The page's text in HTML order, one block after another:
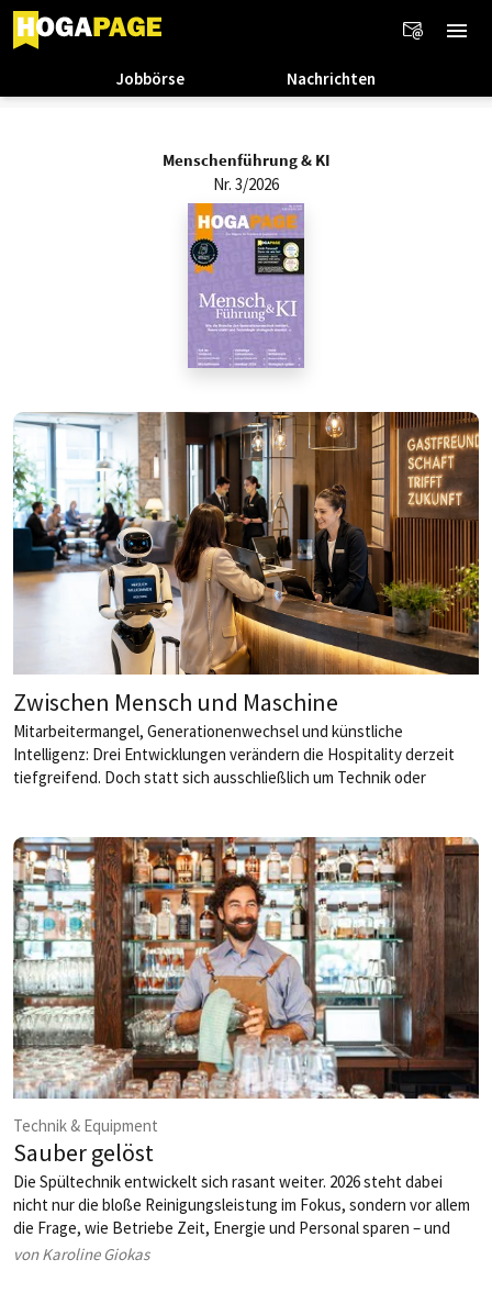
Jobbörse Nachrichten
Menschenführung & KI
Nr. 3/2026
Zwischen Mensch und Maschine
Mitarbeitermangel, Generationenwechsel und künstliche
Intelligenz: Drei Entwicklungen verändern die Hospitality derzeit
tiefgreifend. Doch statt sich ausschließlich um Technik oder
innovative HR-Konzepte, neue Führungsmodelle oder der
bewusste Umgang mit Technologie, viele Gastgeber arbeiten
derzeit an einer neuen Balance zwischen Tradition, Transformation
und echter Gastfreundschaft.von Karoline Giokas
Technik & Equipment
Sauber gelöst
Die Spültechnik entwickelt sich rasant weiter. 2026 steht dabei
nicht nur die bloße ­Reinigungsleistung im Fokus, sondern vor allem
die Frage, wie Betriebe Zeit, Energie und Personal sparen – und
gleichzeitig maximale Hygiene sicherstellen.
von Karoline Giokas